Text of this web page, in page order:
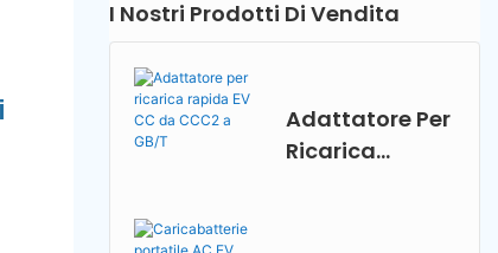
I Nostri Prodotti Di Vendita
Adattatore Per
Ricarica